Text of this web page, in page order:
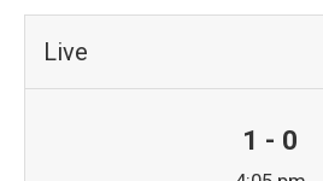
Live
1 - 0